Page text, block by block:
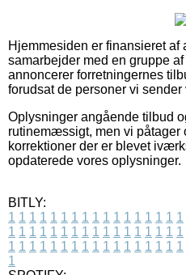
Hjemmesiden er finansieret af
samarbejder med en gruppe
annoncerer forretningernes
forudsat de personer vi
Oplysninger angående tilbud
rutinemæssigt, men vi påtager
korrektioner der er blevet
opdaterede vores oplysninger.
BITLY:
1 1 1 1 1 1 1 1 1 1 1 1 1 1 1 1 1
1 1 1 1 1 1 1 1 1 1 1 1 1 1 1 1 1
1 1 1 1 1 1 1 1 1 1 1 1 1 1 1 1 1
1